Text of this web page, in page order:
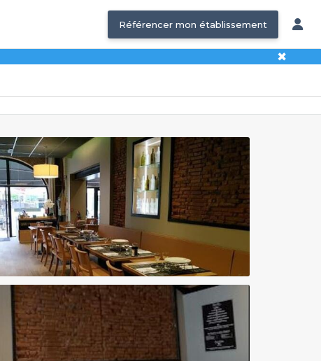
Référencer mon établissement
✖